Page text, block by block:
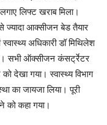
लिफ्ट खराब मिला।
ज्यादा आक्सीजन बेड तैयार
अधिकारी डॉ मिथिलेश
सभी ऑक्सीजन कंसर्ट्रेटर
देखा गया। स्वास्थ्य विभाग
का जायजा लिया। पूरी
कहा गया।